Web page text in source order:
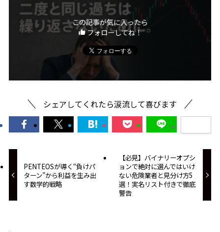
この記事が気に入ったら
フォローしてね！
シェアしてくれたら涙流して喜びます
PENTEOSが導く“負けパ
ターン”から利益を生み出
す数学的戦略
【必見】バイナリーオプシ
ョンで絶対に選んではいけ
ない危険業者と見分け方5
選！実名リスト付きで徹底
警告